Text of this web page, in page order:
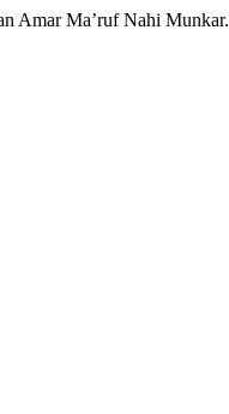
Amar Ma’ruf Nahi Munkar.